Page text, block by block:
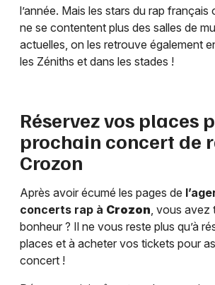
l’année. Mais les stars du rap français
ne se contentent plus des salles de
actuelles, on les retrouve également
les Zéniths et dans les stades !
Réservez vos places
prochain concert de
Crozon
Après avoir écumé les pages de
concerts rap à Crozon, vous avez
bonheur ? Il ne vous reste plus qu’à
places et à acheter vos tickets pour
concert !